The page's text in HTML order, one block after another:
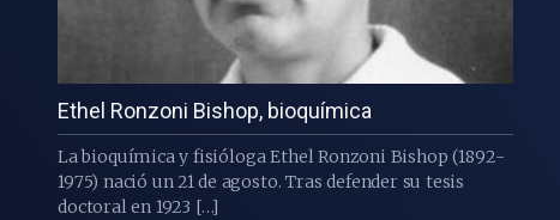
Ethel Ronzoni Bishop, bioquímica
La bioquímica y fisióloga Ethel Ronzoni Bishop (1892-
1975) nació un 21 de agosto. Tras defender su tesis
doctoral en 1923 […]